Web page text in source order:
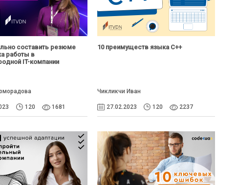
составить резюме
работы в
IT-компании
120 1681
10 преимуществ языка С++
Чикликчи Иван
27.02.2023 120 2237